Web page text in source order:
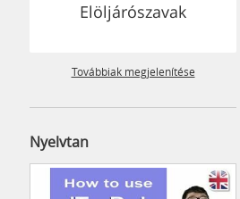
Elöljárószavak
Továbbiak megjelenítése
Nyelvtan